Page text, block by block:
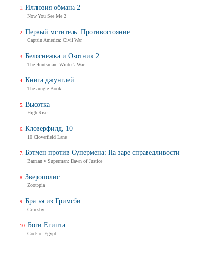
Иллюзия обмана 2
Now You See Me 2
Первый мститель: Противостояние
Captain America: Civil War
Белоснежка и Охотник 2
The Huntsman: Winter's War
Книга джунглей
The Jungle Book
Высотка
High-Rise
Кловерфилд, 10
10 Cloverfield Lane
Бэтмен против Супермена: На заре справедливости
Batman v Superman: Dawn of Justice
Зверополис
Zootopia
Братья из Гримсби
Grimsby
Боги Египта
Gods of Egypt